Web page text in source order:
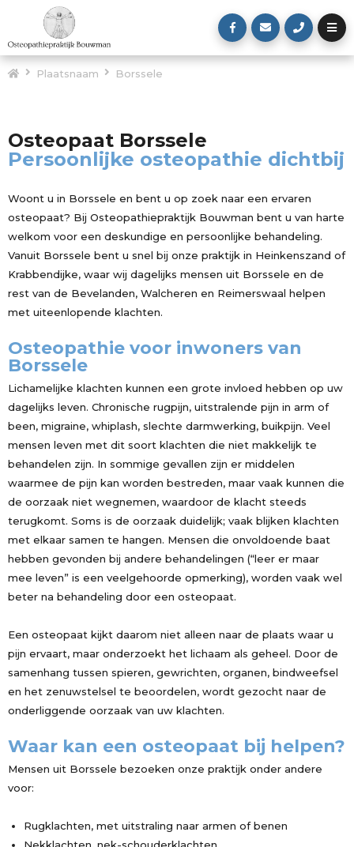
Plaatsnaam Borssele
Osteopaat Borssele
Persoonlijke osteopathie dichtbij
Woont u in Borssele en bent u op zoek naar een ervaren
osteopaat? Bij Osteopathiepraktijk Bouwman bent u van harte
welkom voor een deskundige en persoonlijke behandeling.
Vanuit Borssele bent u snel bij onze praktijk in Heinkenszand of
Krabbendijke, waar wij dagelijks mensen uit Borssele en de
rest van de Bevelanden, Walcheren en Reimerswaal helpen
met uiteenlopende klachten.
Osteopathie voor inwoners van
Borssele
Lichamelijke klachten kunnen een grote invloed hebben op uw
dagelijks leven. Chronische rugpijn, uitstralende pijn in arm of
been, migraine, whiplash, slechte darmwerking, buikpijn. Veel
mensen leven met dit soort klachten die niet makkelijk te
behandelen zijn. In sommige gevallen zijn er middelen
waarmee de pijn kan worden bestreden, maar vaak kunnen die
de oorzaak niet wegnemen, waardoor de klacht steeds
terugkomt. Soms is de oorzaak duidelijk; vaak blijken klachten
met elkaar samen te hangen. Mensen die onvoldoende baat
hebben gevonden bij andere behandelingen (“leer er maar
mee leven” is een veelgehoorde opmerking), worden vaak wel
beter na behandeling door een osteopaat.
Een osteopaat kijkt daarom niet alleen naar de plaats waar u
pijn ervaart, maar onderzoekt het lichaam als geheel. Door de
samenhang tussen spieren, gewrichten, organen, bindweefsel
en het zenuwstelsel te beoordelen, wordt gezocht naar de
onderliggende oorzaak van uw klachten.
Waar kan een osteopaat bij helpen?
Mensen uit Borssele bezoeken onze praktijk onder andere
voor:
Rugklachten, met uitstraling naar armen of benen
Nekklachten, nek-schouderklachten